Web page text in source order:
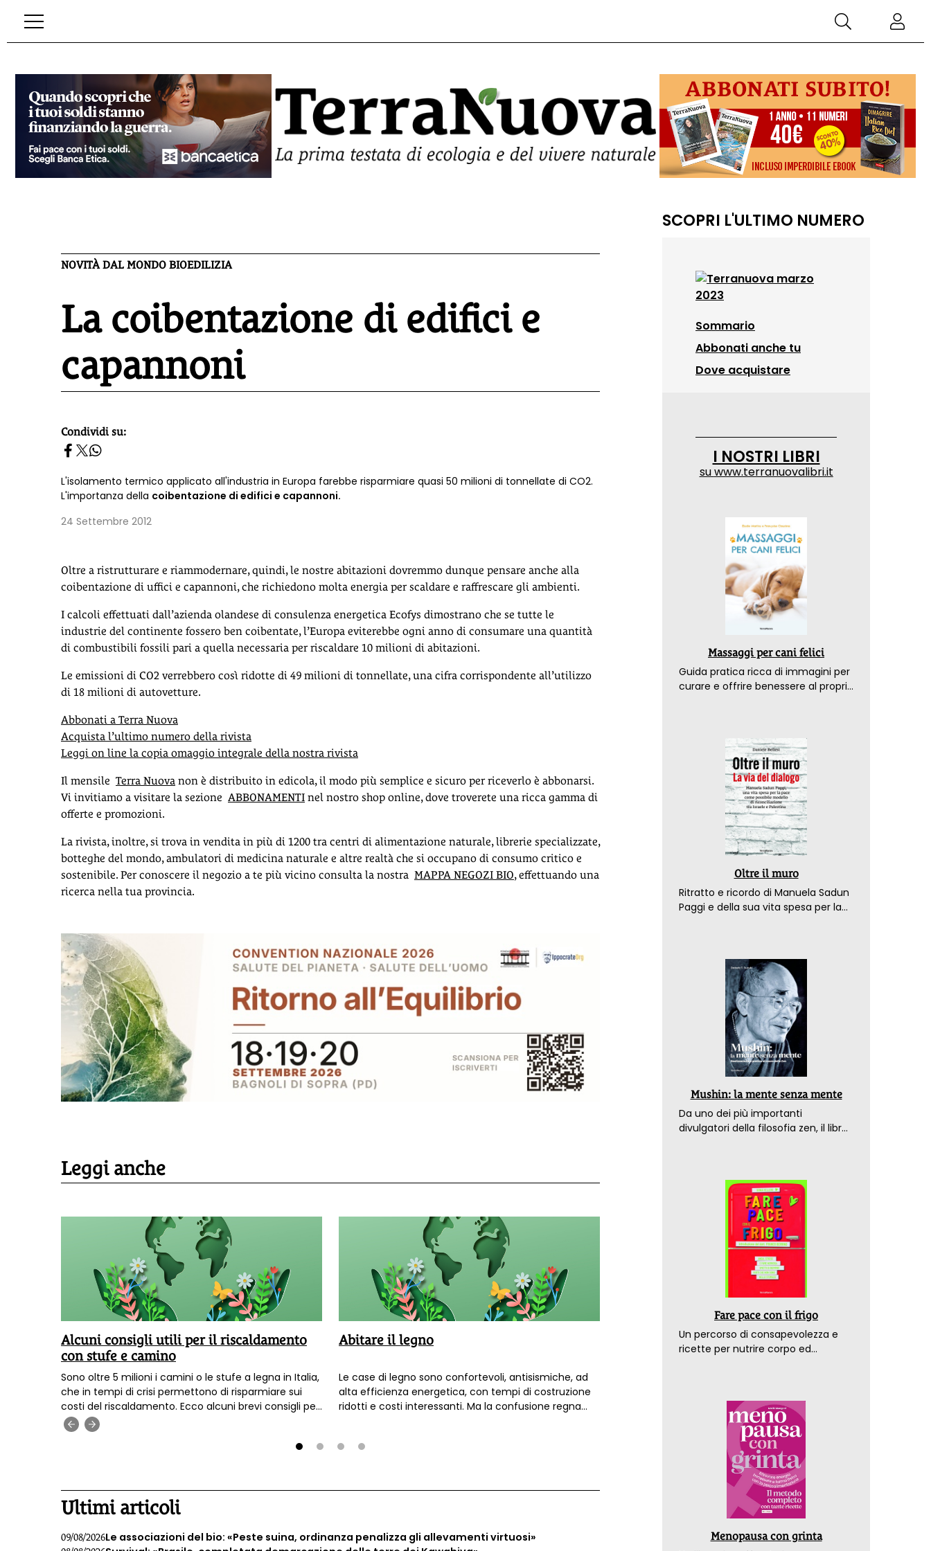
NOVITÀ DAL MONDO BIOEDILIZIA
La coibentazione di edifici e
capannoni
homepage h2
Condividi su:
L'isolamento termico applicato all'industria in Europa farebbe risparmiare quasi 50 milioni di tonnellate di CO2.
L'importanza della coibentazione di edifici e capannoni.
24 Settembre 2012
Oltre a ristrutturare e riammodernare, quindi, le nostre abitazioni dovremmo dunque pensare anche alla
coibentazione di uffici e capannoni, che richiedono molta energia per scaldare e raffrescare gli ambienti.
I calcoli effettuati dall’azienda olandese di consulenza energetica Ecofys dimostrano che se tutte le
industrie del continente fossero ben coibentate, l’Europa eviterebbe ogni anno di consumare una quantità
di combustibili fossili pari a quella necessaria per riscaldare 10 milioni di abitazioni.
Le emissioni di CO2 verrebbero così ridotte di 49 milioni di tonnellate, una cifra corrispondente all’utilizzo
di 18 milioni di autovetture.
Abbonati a Terra Nuova
Acquista l’ultimo numero della rivista
Leggi on line la copia omaggio integrale della nostra rivista
Il mensile Terra Nuova non è distribuito in edicola, il modo più semplice e sicuro per riceverlo è abbonarsi.
Vi invitiamo a visitare la sezione ABBONAMENTI nel nostro shop online, dove troverete una ricca gamma di
offerte e promozioni.
La rivista, inoltre, si trova in vendita in più di 1200 tra centri di alimentazione naturale, librerie specializzate,
botteghe del mondo, ambulatori di medicina naturale e altre realtà che si occupano di consumo critico e
sostenibile. Per conoscere il negozio a te più vicino consulta la nostra MAPPA NEGOZI BIO, effettuando una
ricerca nella tua provincia.
Leggi anche
Alcuni consigli utili per il riscaldamento
con stufe e camino
Sono oltre 5 milioni i camini o le stufe a legna in Italia,
che in tempi di crisi permettono di risparmiare sui
costi del riscaldamento. Ecco alcuni brevi consigli per
usare al meglio la legna e ridurre le emissioni di fumi
e polveri.
Abitare il legno
Le case di legno sono confortevoli, antisismiche, ad
alta efficienza energetica, con tempi di costruzione
ridotti e costi interessanti. Ma la confusione regna
abitare il legno, con la testa e con il cuore...
Bioedilizia e bio architettura
Ultimi articoli
09/08/2026Le associazioni del bio: «Peste suina, ordinanza penalizza gli allevamenti virtuosi»
SCOPRI L'ULTIMO NUMERO
Sommario
Abbonati anche tu
Dove acquistare
I NOSTRI LIBRI
suwww.terranuovalibri.it
Massaggi per cani felici
Guida pratica ricca di immagini per
curare e offrire benessere al proprio
Oltre il muro
Ritratto e ricordo di Manuela Sadun
Paggi e della sua vita spesa per la
Mushin: la mente senza mente
Da uno dei più importanti
divulgatori della filosofia zen, il libro
Fare pace con il frigo
Un percorso di consapevolezza e
ricette per nutrire corpo ed
Menopausa con grinta